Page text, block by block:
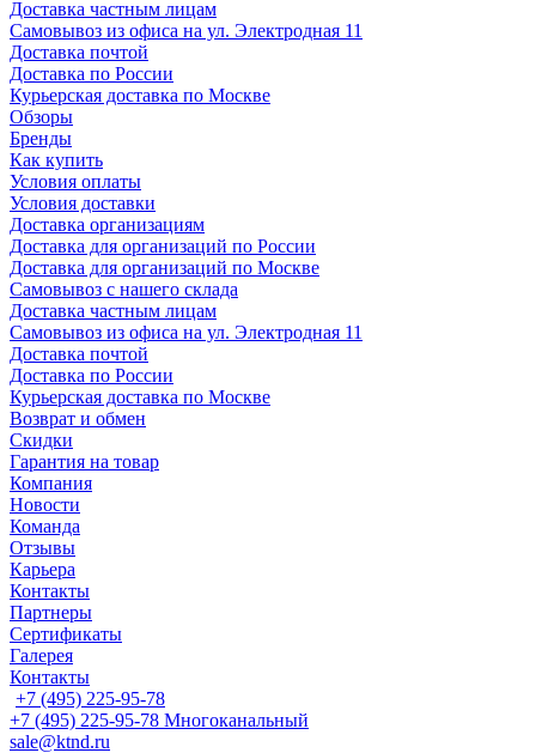
Доставка частным лицам
Самовывоз из офиса на ул. Электродная 11
Доставка почтой
Доставка по России
Курьерская доставка по Москве
Обзоры
Бренды
Как купить
Условия оплаты
Условия доставки
Доставка организациям
Доставка для организаций по России
Доставка для организаций по Москве
Самовывоз с нашего склада
Доставка частным лицам
Самовывоз из офиса на ул. Электродная 11
Доставка почтой
Доставка по России
Курьерская доставка по Москве
Возврат и обмен
Скидки
Гарантия на товар
Компания
Новости
Команда
Отзывы
Карьера
Контакты
Партнеры
Сертификаты
Галерея
Контакты
+7 (495) 225-95-78
+7 (495) 225-95-78 Многоканальный
sale@ktnd.ru